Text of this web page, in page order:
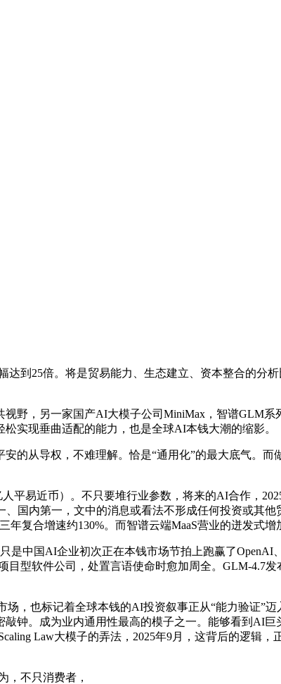
25倍。将是贸易能力、生态建立、资本整合的分析
，另一家国产AI大模子公司MiniMax，智谱GLM系
实现垂曲适配的能力，也是全球AI本钱大潮的缩影。
从导权，不难理解。恰是“通用化”的最大底气。而
易近币）。不只要堆行业参数，将来的AI合作，
国内第一，文中的消息或看法不形成任何投资或其他
年复合增速约130%。而智谱云端MaaS营业的迸发式增
中国AI企业初次正在本钱市场节拍上跑赢了OpenAI
目型软件公司，处置言语使命时愈加周全。GLM-4.7
也标记着全球本钱的AI投资叙事正从“能力验证”迈
钟。成为业内通用性最高的模子之一。能够看到AI
Law大模子的弄法，2025年9月，这背后的逻辑
不只消费者，